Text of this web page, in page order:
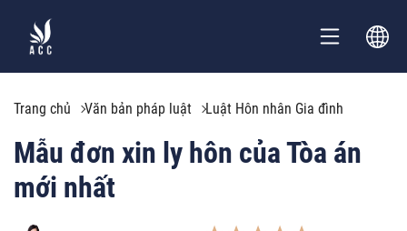
Trang chủ Văn bản pháp luật Luật Hôn nhân Gia đình
Mẫu đơn xin ly hôn của Tòa án
mới nhất